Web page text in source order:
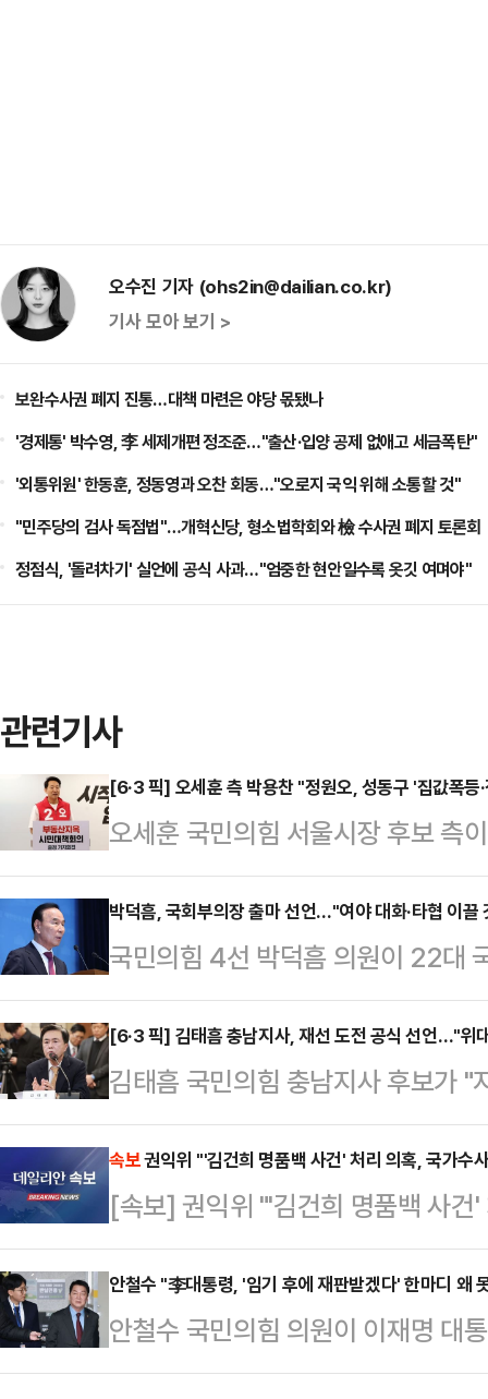
오수진 기자 (ohs2in@dailian.co.kr)
기사 모아 보기 >
보완수사권 폐지 진통…대책 마련은 야당 몫됐나
'경제통' 박수영, 李 세제개편 정조준…"출산·입양 공제 없애고 세금폭탄"
'외통위원' 한동훈, 정동영과 오찬 회동…"오로지 국익 위해 소통할 것"
"민주당의 검사 독점법"…개혁신당, 형소법학회와 檢 수사권 폐지 토론회
정점식, '돌려차기' 실언에 공식 사과…"엄중한 현안일수록 옷깃 여며야"
관련기사
[6·3 픽] 오세훈 측 박용찬 "정원오, 성동구 '집값폭등
오세훈 국민의힘 서울시장 후보 측
울 성동구 집값 폭등과 전세 대란은
선거대책위원회 박용찬 대변인은 8
보의 책임인가, 아니면 이재명 정부
면서 이같이 밝혔다.이어 "성동구
대가 넘는 이곳에 전세 매물이 단
언은 충격적이다"라면서 "결혼을
고 싶어 성동구를…
박덕흠, 국회부의장 출마 선언…"여야 대화·타협 이끌
국민의힘 4선 박덕흠 의원이 22대
덕흠 의원은 8일 국회에서 열린 기
한다"며 "정치 불신과 피로감을 주
도 대화의 문만큼은 닫지 않는 모습
높였다.박 의원은 "무너진 민생을
안을 덜어주기 위해서는 언제든 협
"국민이 보기에 국회가 국민만 보
한다"고 주장…
[6·3 픽] 김태흠 충남지사, 재선 도전 공식 선언…"위
김태흠 국민의힘 충남지사 후보가
이제는 도민들이 위대한 충남을 완
사 재선 출마를 공식 선언했다.김태
자회견을 열고 "위대한 충남을 완
다"고 말했다.김 후보는 "충남은 무
나아가느냐는 갈림길에 서 있다"며
중심축이 돼야 한다"고 운을 뗐다.
충청의 이익이 바…
속보권익위 "'김건희 명품백 사건' 처리 의혹, 국가수
[속보] 권익위 "'김건희 명품백 사
안철수 "李대통령, '임기 후에 재판받겠다' 한마디 왜
안철수 국민의힘 의원이 이재명 대
특검법안(공소취소 특검법안)에 대